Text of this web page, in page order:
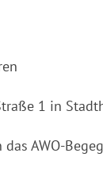
1 in
AWO-